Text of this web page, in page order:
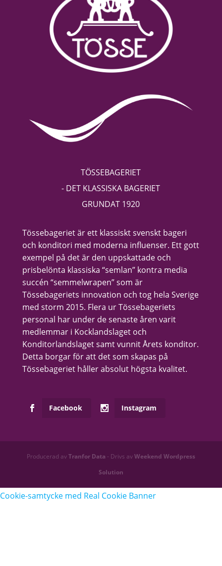
TÖSSEBAGERIET
- DET KLASSISKA BAGERIET
GRUNDAT 1920
Tössebageriet är ett klassiskt svenskt bageri
och konditori med moderna influenser. Ett gott
exempel på det är den uppskattade och
prisbelönta klassiska “semlan” kontra media
succén “semmelwrapen” som är
Tössebageriets innovation och tog hela Sverige
med storm 2015. Flera ur Tössebageriets
personal har under de senaste åren varit
medlemmar i Kocklandslaget och
Konditorlandslaget samt vunnit Årets konditor.
Detta borgar för att det som skapas på
Tössebageriet håller absolut högsta kvalitet.
Facebook Instagram
Producerad avTranfor Data - Drivs avWeekend Wordpress
Solution
Cookie-samtycke med Real Cookie Banner